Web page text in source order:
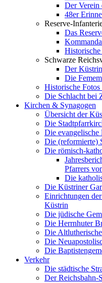
Der Verein
48er
Reserve-
Das
Schwarze
Der
Die
Historische
Die Schlacht bei
Kirchen & Synagogen
Übersicht der
Die
Die evangelische
Die (reformierte)
Die römisch-
Pfarrers
Die
Die Küstriner
Einrichtungen
Küstrin
Die jüdische
Die Herrnhuter
Die
Die
Die
Verkehr
Die städtische
Der Reichsbahn-